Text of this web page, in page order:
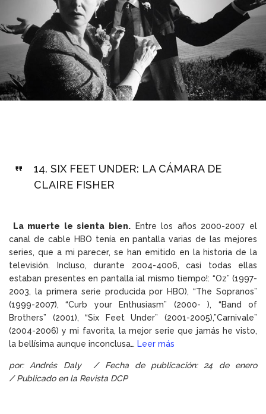
14. SIX FEET UNDER: LA CÁMARA DE
CLAIRE FISHER
La muerte le sienta bien. Entre los años 2000-2007 el
canal de cable HBO tenía en pantalla varias de las mejores
series, que a mi parecer, se han emitido en la historia de la
televisión. Incluso, durante 2004-4006, casi todas ellas
estaban presentes en pantalla ¡al mismo tiempo!: “Oz” (1997-
2003, la primera serie producida por HBO), “The Sopranos”
(1999-2007), “Curb your Enthusiasm” (2000- ), “Band of
Brothers” (2001), “Six Feet Under” (2001-2005),”Carnivale”
(2004-2006) y mi favorita, la mejor serie que jamás he visto,
la bellísima aunque inconclusa… Leer más
por: Andrés Daly / Fecha de publicación: 24 de enero
/Publicado en la Revista DCP